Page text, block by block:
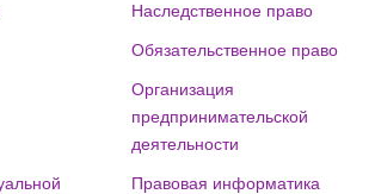
Наследственное право
Обязательственное право
Организация
предпринимательской
деятельности
Правовая информатика